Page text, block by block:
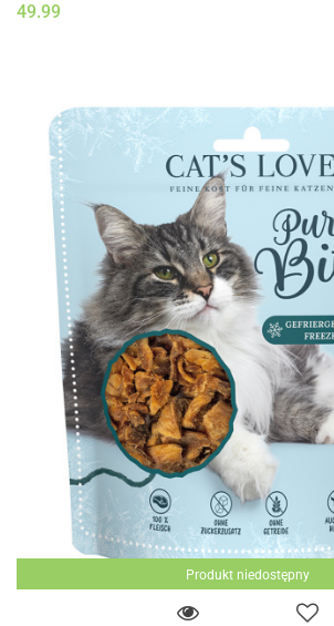
49.99
Produkt niedostępny